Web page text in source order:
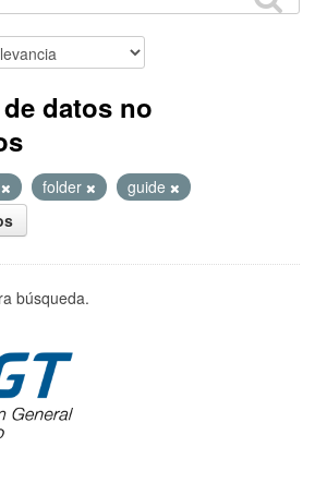
datos no
folder
guide
búsqueda.